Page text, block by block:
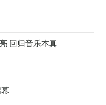
回归音乐本真